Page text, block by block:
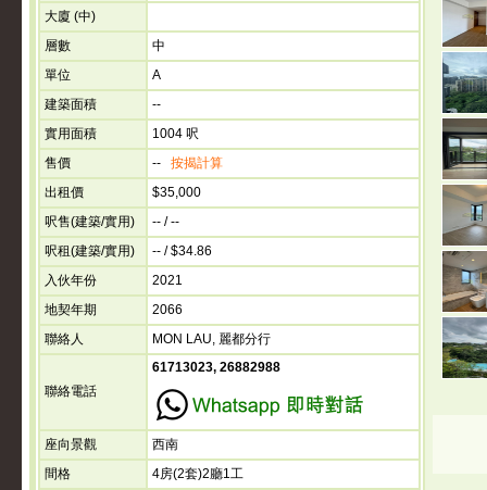
大廈 (中)
層數
中
單位
A
建築面積
--
實用面積
1004 呎
售價
-- 按揭計算
出租價
$35,000
呎售(建築/實用)
-- / --
呎租(建築/實用)
-- / $34.86
入伙年份
2021
地契年期
2066
聯絡人
MON LAU, 麗都分行
聯絡電話
61713023, 26882988
座向景觀
西南
間格
4房(2套)2廳1工